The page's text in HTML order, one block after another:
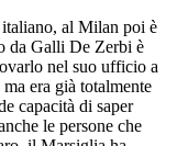
al Milan poi è
da Galli De Zerbi è
nel suo ufficio a
era già totalmente
capacità di saper
le persone che